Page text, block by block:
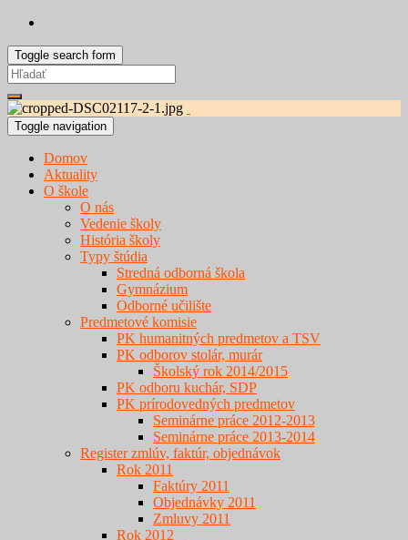
Toggle search form
Search
for:
Toggle navigation
Domov
Aktuality
O škole
O nás
Vedenie školy
História školy
Typy štúdia
Stredná odborná škola
Gymnázium
Odborné učilište
Predmetové komisie
PK humanitných predmetov a TSV
PK odborov stolár, murár
Školský rok 2014/2015
PK odboru kuchár, SDP
PK prírodovedných predmetov
Seminárne práce 2012-2013
Seminárne práce 2013-2014
Register zmlúv, faktúr, objednávok
Rok 2011
Faktúry 2011
Objednávky 2011
Zmluvy 2011
Rok 2012